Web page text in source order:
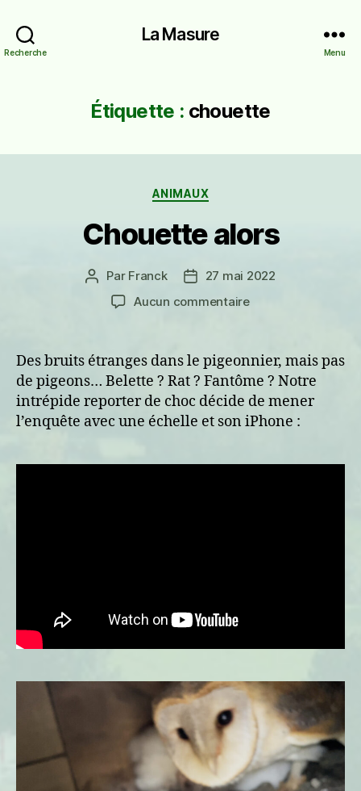
Recherche
La Masure
Menu
Étiquette : chouette
Catégories
ANIMAUX
Chouette alors
Auteur
l’article
Par Franck
Date27 mai 2022
Aucun commentairesur
Des bruits étranges dans le pigeonnier, mais pas
de pigeons… Belette ? Rat ? Fantôme ? Notre
intrépide reporter de choc décide de mener
l’enquête avec une échelle et son iPhone :